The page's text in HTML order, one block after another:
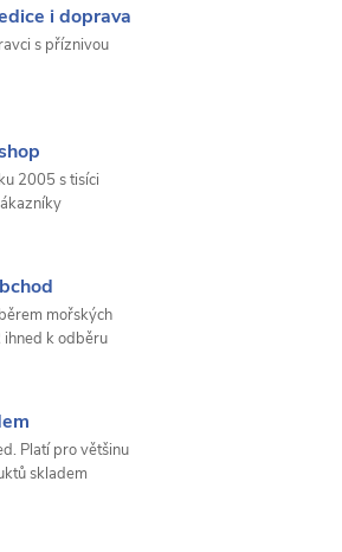
i doprava
s příznivou
2005 s tisíci
mořských
ihned k odběru
Platí pro většinu
skladem